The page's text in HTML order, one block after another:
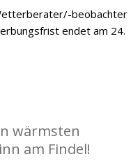
beobachter
endet am 24.
wärmsten
am Findel!